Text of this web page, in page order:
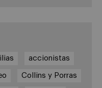
accionistas
Collins y Porras